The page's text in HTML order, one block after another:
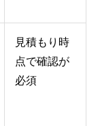
見積もり時
点で確認が
必須